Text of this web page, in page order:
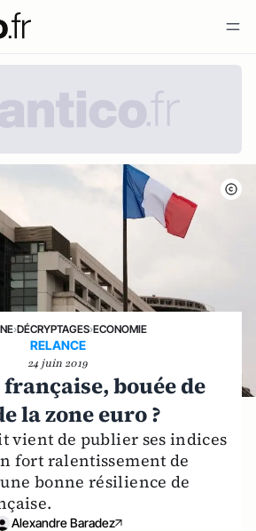
›DÉCRYPTAGES›ECONOMIE
RELANCE
24 juin 2019
française, bouée de
la zone euro ?
vient de publier ses indices
fort ralentissement de
bonne résilience de
Alexandre Baradez